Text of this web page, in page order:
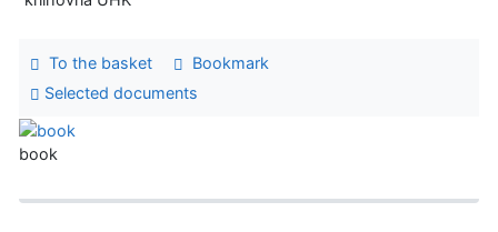
To the basket
Bookmark
Selected documents
book